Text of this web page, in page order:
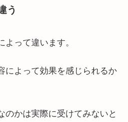
う
って違います。
によって効果を感じられるか
のかは実際に受けてみないと